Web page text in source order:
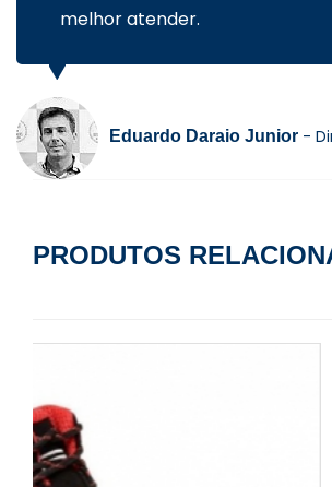
melhor atender.
Eduardo Daraio Junior -
PRODUTOS